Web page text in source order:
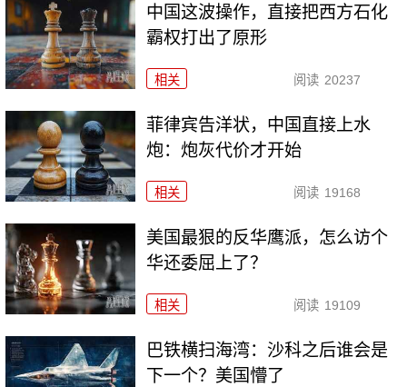
中国这波操作，直接把西方石化
霸权打出了原形
相关 阅读 20237
菲律宾告洋状，中国直接上水
炮：炮灰代价才开始
相关 阅读 19168
美国最狠的反华鹰派，怎么访个
华还委屈上了？
相关 阅读 19109
巴铁横扫海湾：沙科之后谁会是
下一个？美国懵了